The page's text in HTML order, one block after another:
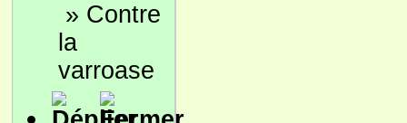
» Contre
la
varroase